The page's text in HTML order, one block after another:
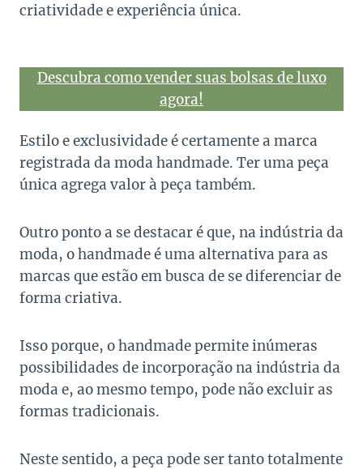
criatividade e experiência única.
Descubra como vender suas bolsas de luxo
agora!
Estilo e exclusividade é certamente a marca
registrada da moda handmade. Ter uma peça
única agrega valor à peça também.
Outro ponto a se destacar é que, na indústria da
moda, o handmade é uma alternativa para as
marcas que estão em busca de se diferenciar de
forma criativa.
Isso porque, o handmade permite inúmeras
possibilidades de incorporação na indústria da
moda e, ao mesmo tempo, pode não excluir as
formas tradicionais.
Neste sentido, a peça pode ser tanto totalmente